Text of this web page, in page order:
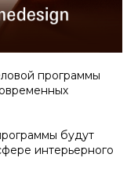
программы
будут
интерьерного